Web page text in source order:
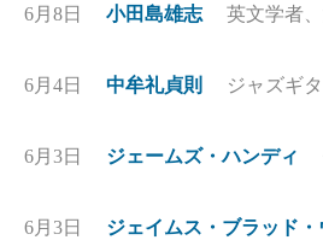
6月8日 小田島雄志 英文学者
6月4日 中牟礼貞則 ジャズギ
6月3日 ジェームズ・ハンディ
6月3日 ジェイムス・ブラッド